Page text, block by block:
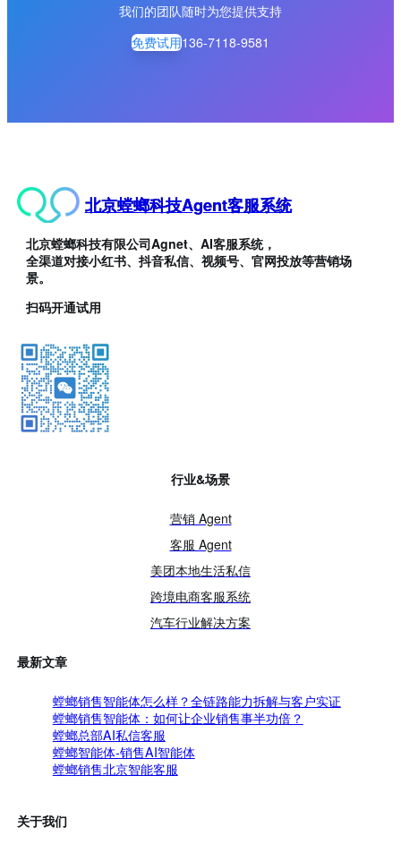
我们的团队随时为您提供支持
免费试用136-7118-9581
北京螳螂科技Agent客服系统
北京螳螂科技有限公司Agnet、AI客服系统，
全渠道对接小红书、抖音私信、视频号、官网投放等营销场
景。
扫码开通试用
行业&场景
营销 Agent
客服 Agent
美团本地生活私信
跨境电商客服系统
汽车行业解决方案
最新文章
螳螂销售智能体怎么样？全链路能力拆解与客户实证
螳螂销售智能体：如何让企业销售事半功倍？
螳螂总部AI私信客服
螳螂智能体-销售AI智能体
螳螂销售北京智能客服
关于我们